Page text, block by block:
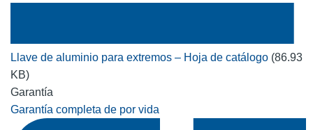
Llave de aluminio para extremos – Hoja de catálogo (86.93
KB)
Garantía
Garantía completa de por vida